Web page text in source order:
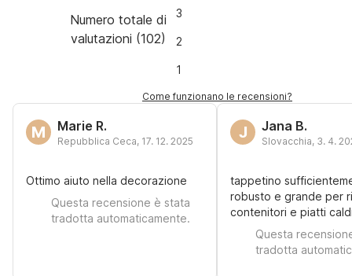
Numero totale di
valutazioni (102)
3
2
1
Come funzionano le recensioni?
M Marie R.
Repubblica Ceca, 17. 12. 2025
Ottimo aiuto nella decorazione
Questa recensione è stata
tradotta automaticamente.
J Jana B.
Slovacchia, 3. 4.
tappetino
robusto e grande per
contenitori e piatti
Questa
tradotta